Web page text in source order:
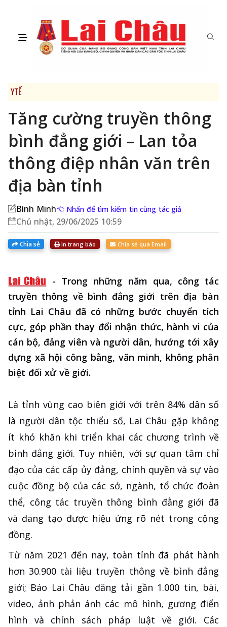
YTẾ
Tăng cường truyền thông
bình đẳng giới – Lan tỏa
thông điệp nhân văn trên
địa bàn tỉnh
Bình Minh Nhấn để tìm kiếm tin cùng tác giả
Chủ nhật, 29/06/2025 10:59
Chia sẻ In trang báo Chia sẻ qua Email
- Trong những năm qua, công tác
truyền thông về bình đẳng giới trên địa bàn
tỉnh Lai Châu đã có những bước chuyển tích
cực, góp phần thay đổi nhận thức, hành vi của
cán bộ, đảng viên và người dân, hướng tới xây
dựng xã hội công bằng, văn minh, không phân
biệt đối xử về giới.
Là tỉnh vùng cao biên giới với trên 84% dân số
là người dân tộc thiểu số, Lai Châu gặp không
ít khó khăn khi triển khai các chương trình về
bình đẳng giới. Tuy nhiên, với sự quan tâm chỉ
đạo của các cấp ủy đảng, chính quyền và sự vào
cuộc đồng bộ của các sở, ngành, tổ chức đoàn
thể, công tác truyền thông bình đẳng giới đã
và đang tạo được hiệu ứng rõ nét trong cộng
đồng.
Từ năm 2021 đến nay, toàn tỉnh đã phát hành
hơn 30.900 tài liệu truyền thông về bình đẳng
giới; Báo Lai Châu đăng tải gần 1.000 tin, bài,
video, ảnh phản ánh các mô hình, gương điển
hình và chính sách pháp luật về giới. Các